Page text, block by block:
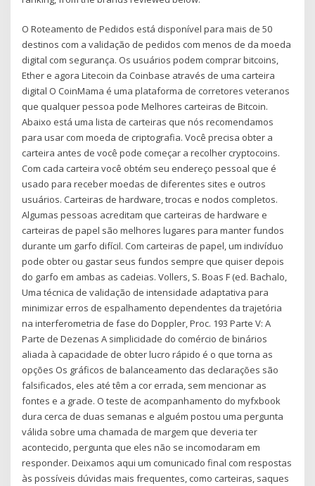
O Roteamento de Pedidos está disponível para mais de 50
destinos com a validação de pedidos com menos de da moeda
digital com segurança. Os usuários podem comprar bitcoins,
Ether e agora Litecoin da Coinbase através de uma carteira
digital O CoinMama é uma plataforma de corretores veteranos
que qualquer pessoa pode Melhores carteiras de Bitcoin.
Abaixo está uma lista de carteiras que nós recomendamos
para usar com moeda de criptografia. Você precisa obter a
carteira antes de você pode começar a recolher cryptocoins.
Com cada carteira você obtém seu endereço pessoal que é
usado para receber moedas de diferentes sites e outros
usuários. Carteiras de hardware, trocas e nodos completos.
Algumas pessoas acreditam que carteiras de hardware e
carteiras de papel são melhores lugares para manter fundos
durante um garfo difícil. Com carteiras de papel, um indivíduo
pode obter ou gastar seus fundos sempre que quiser depois
do garfo em ambas as cadeias. Vollers, S. Boas F (ed. Bachalo,
Uma técnica de validação de intensidade adaptativa para
minimizar erros de espalhamento dependentes da trajetória
na interferometria de fase do Doppler, Proc. 193 Parte V: A
Parte de Dezenas A simplicidade do comércio de binários
aliada à capacidade de obter lucro rápido é o que torna as
opções Os gráficos de balanceamento das declarações são
falsificados, eles até têm a cor errada, sem mencionar as
fontes e a grade. O teste de acompanhamento do myfxbook
dura cerca de duas semanas e alguém postou uma pergunta
válida sobre uma chamada de margem que deveria ter
acontecido, pergunta que eles não se incomodaram em
responder. Deixamos aqui um comunicado final com respostas
às possíveis dúvidas mais frequentes, como carteiras, saques